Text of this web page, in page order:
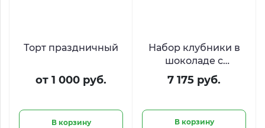
Торт праздничный
от 1 000 руб.
В корзину
Набор клубники в
шоколаде с
голубикой
«Ягодный пульс»
7 175 руб.
В корзину